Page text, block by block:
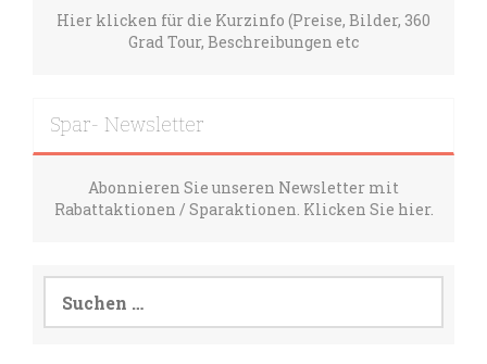
Hier klicken für die Kurzinfo (Preise, Bilder, 360
Grad Tour, Beschreibungen etc
Spar- Newsletter
Abonnieren Sie unseren Newsletter mit
Rabattaktionen / Sparaktionen. Klicken Sie hier.
Suchen
nach: